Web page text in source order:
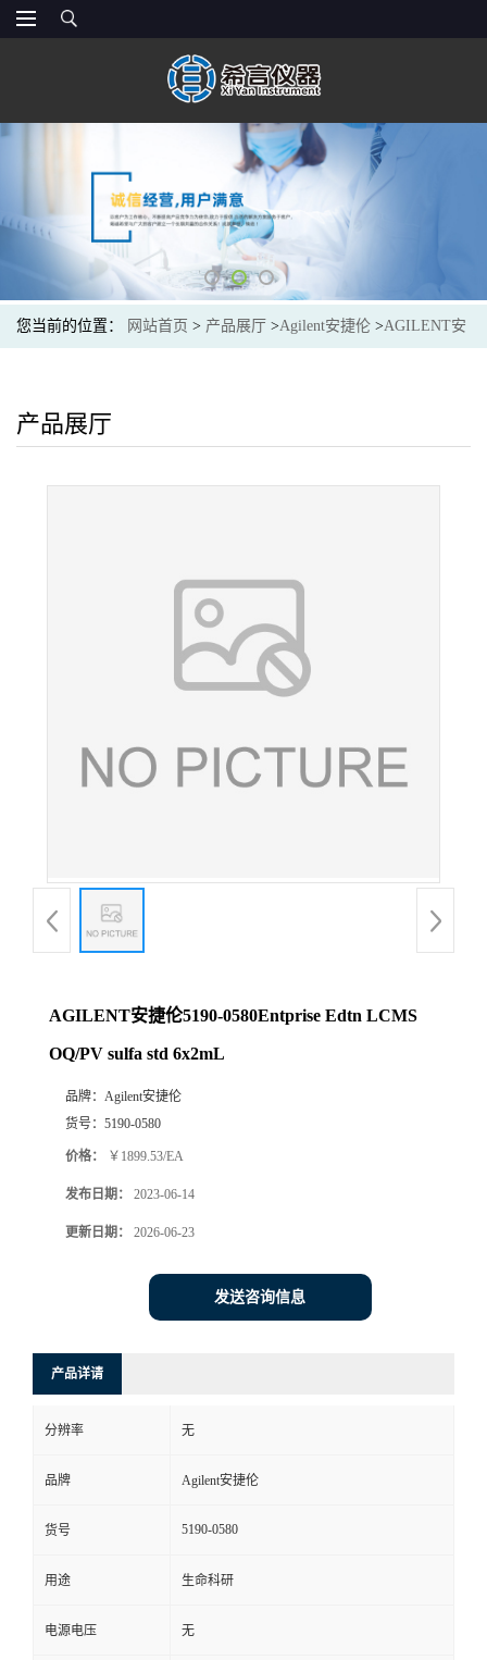
您当前的位置： 网站首页 > 产品展厅 >Agilent安捷伦 >AGILENT安
产品展厅
AGILENT安捷伦5190-0580Entprise Edtn LCMS
OQ/PV sulfa std 6x2mL
品牌： Agilent安捷伦
货号： 5190-0580
价格： ￥1899.53/EA
发布日期： 2023-06-14
更新日期： 2026-06-23
发送咨询信息
产品详请
分辨率 无
品牌 Agilent安捷伦
货号 5190-0580
用途 生命科研
电源电压 无